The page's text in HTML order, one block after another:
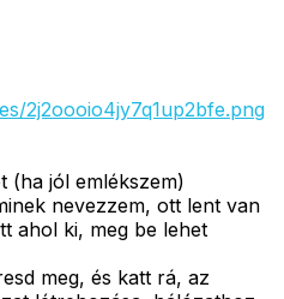
2j2oooio4jy7q1up2bfe.png
(ha jól emlékszem)
nevezzem, ott lent van
ahol ki, meg be lehet
meg, és katt rá, az